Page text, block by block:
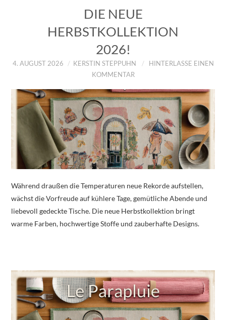
DIE NEUE
HERBSTKOLLEKTION
2026!
4. AUGUST 2026 KERSTIN STEPPUHN
HINTERLASSE EINEN
KOMMENTAR
Während draußen die Temperaturen neue Rekorde aufstellen,
wächst die Vorfreude auf kühlere Tage, gemütliche Abende und
liebevoll gedeckte Tische. Die neue Herbstkollektion bringt
warme Farben, hochwertige Stoffe und zauberhafte Designs.